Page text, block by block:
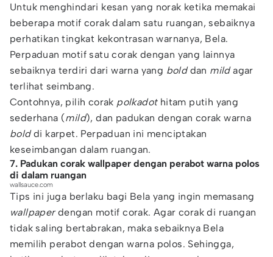
Untuk menghindari kesan yang norak ketika memakai
beberapa motif corak dalam satu ruangan, sebaiknya
perhatikan tingkat kekontrasan warnanya, Bela.
Perpaduan motif satu corak dengan yang lainnya
sebaiknya terdiri dari warna yang bolddan mildagar
terlihat seimbang.
Contohnya, pilih corak polkadothitam putih yang
sederhana (mild), dan padukan dengan corak warna
bolddi karpet. Perpaduan ini menciptakan
keseimbangan dalam ruangan.
7. Padukan corak wallpaper dengan perabot warna polos
di dalam ruangan
wallsauce.com
Tips ini juga berlaku bagi Bela yang ingin memasang
wallpaperdengan motif corak. Agar corak di ruangan
tidak saling bertabrakan, maka sebaiknya Bela
memilih perabot dengan warna polos. Sehingga,